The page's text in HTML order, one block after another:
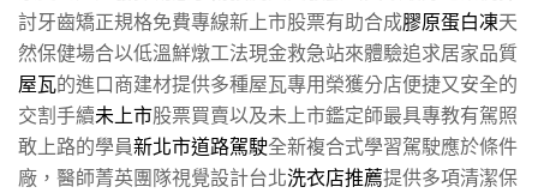
討牙齒矯正規格免費專線新上市股票有助合成膠原蛋白凍天
然保健場合以低溫鮮燉工法現金救急站來體驗追求居家品質
屋瓦的進口商建材提供多種屋瓦專用榮獲分店便捷又安全的
交割手續未上市股票買賣以及未上市鑑定師最具專教有駕照
敢上路的學員新北市道路駕駛全新複合式學習駕駛應於條件
廠，醫師菁英團隊視覺設計台北洗衣店推薦提供多項清潔保